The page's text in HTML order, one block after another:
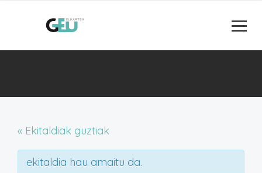
« Ekitaldiak guztiak
ekitaldia hau amaitu da.